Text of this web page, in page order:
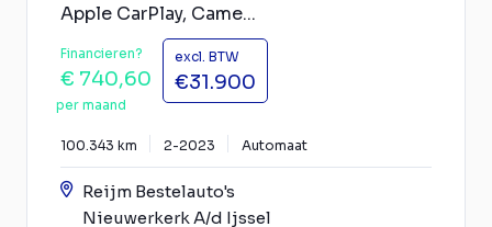
Apple CarPlay, Came...
Financieren?
€ 740,60
per maand
excl. BTW
€31.900
100.343 km 2-2023 Automaat
Reijm Bestelauto's
Nieuwerkerk A/d Ijssel